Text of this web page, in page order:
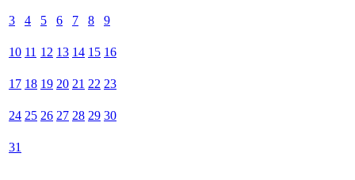
3 4 5 6 7 8 9
10 11 12 13 14 15 16
17 18 19 20 21 22 23
24 25 26 27 28 29 30
31